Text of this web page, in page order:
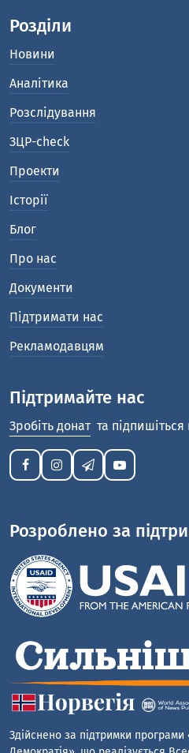
Розділи
Новини
Аналітика
Розслідування
ЗЦР-check
Проекти
Історії
Блог
Про нас
Документи
Підтримати нас
Рекламодавцям
Підтримайте нас
Зробіть донат та
Розроблено за
Здійснено за підтримки